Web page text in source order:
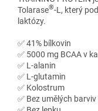
Tolarase®-L, který
laktózy.
✅ 41% bílkovin
✅ 5000 mg BCAA v
✅ L-alanin
✅ L-glutamin
✅ Kolostrum
✅ Bez umělých barviv